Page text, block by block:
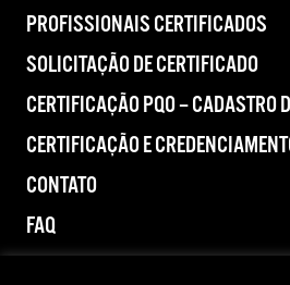
PROFISSIONAIS CERTIFICADOS
SOLICITAÇÃO DE CERTIFICADO
CERTIFICAÇÃO PQO – CADASTRO
CERTIFICAÇÃO E
CONTATO
FAQ